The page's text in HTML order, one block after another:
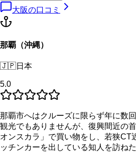
大阪の口コミ
那覇（沖縄）
🇯🇵日本
5.0
那覇市へはクルーズに限らず年に数
観光でもありませんが、復興間近の
オンスカラ」で買い物をし、若狭CT
ッチンカーを出している知人を訪ねた